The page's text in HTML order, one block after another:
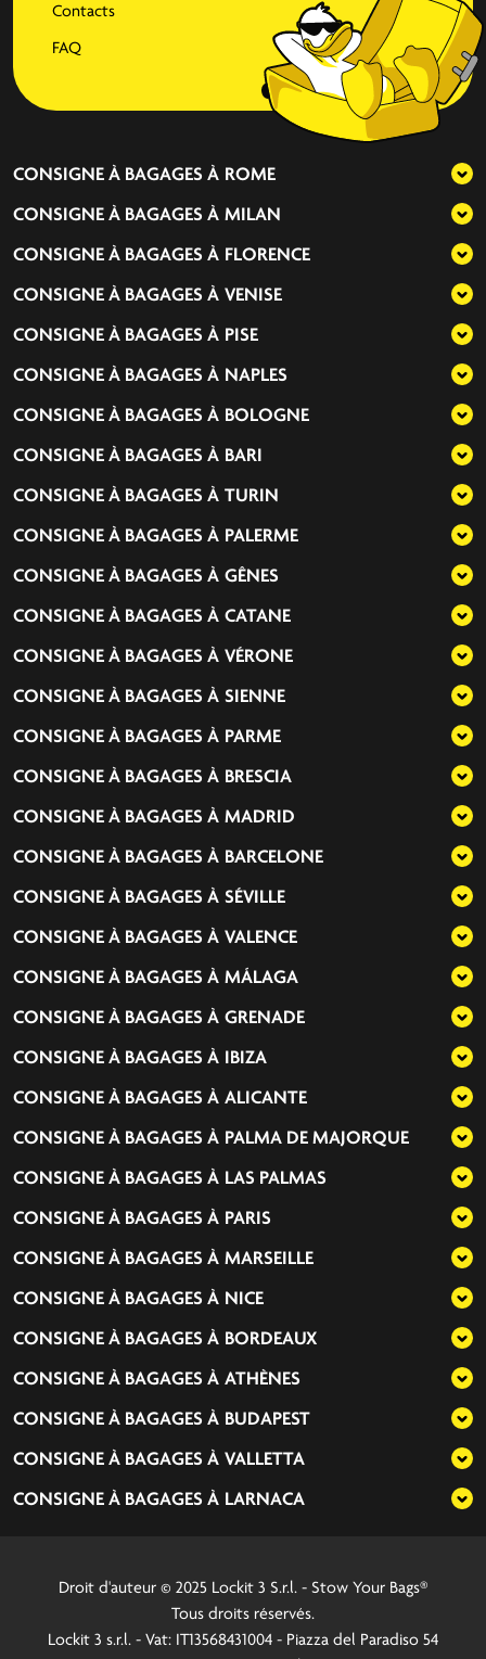
Contacts
FAQ
CONSIGNE À BAGAGES À ROME
CONSIGNE À BAGAGES À MILAN
CONSIGNE À BAGAGES À FLORENCE
CONSIGNE À BAGAGES À VENISE
CONSIGNE À BAGAGES À PISE
CONSIGNE À BAGAGES À NAPLES
CONSIGNE À BAGAGES À BOLOGNE
CONSIGNE À BAGAGES À BARI
CONSIGNE À BAGAGES À TURIN
CONSIGNE À BAGAGES À PALERME
CONSIGNE À BAGAGES À GÊNES
CONSIGNE À BAGAGES À CATANE
CONSIGNE À BAGAGES À VÉRONE
CONSIGNE À BAGAGES À SIENNE
CONSIGNE À BAGAGES À PARME
CONSIGNE À BAGAGES À BRESCIA
CONSIGNE À BAGAGES À MADRID
CONSIGNE À BAGAGES À BARCELONE
CONSIGNE À BAGAGES À SÉVILLE
CONSIGNE À BAGAGES À VALENCE
CONSIGNE À BAGAGES À MÁLAGA
CONSIGNE À BAGAGES À GRENADE
CONSIGNE À BAGAGES À IBIZA
CONSIGNE À BAGAGES À ALICANTE
CONSIGNE À BAGAGES À PALMA DE MAJORQUE
CONSIGNE À BAGAGES À LAS PALMAS
CONSIGNE À BAGAGES À PARIS
CONSIGNE À BAGAGES À MARSEILLE
CONSIGNE À BAGAGES À NICE
CONSIGNE À BAGAGES À BORDEAUX
CONSIGNE À BAGAGES À ATHÈNES
CONSIGNE À BAGAGES À BUDAPEST
CONSIGNE À BAGAGES À VALLETTA
CONSIGNE À BAGAGES À LARNACA
Droit d'auteur © 2025 Lockit 3 S.r.l. - Stow Your Bags®
Tous droits réservés.
Lockit 3 s.r.l. - Vat: IT13568431004 - Piazza del Paradiso 54